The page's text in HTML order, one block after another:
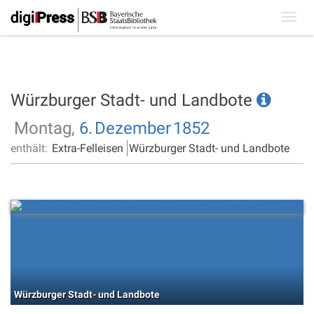
Würzburger Stadt- und Landbote
Montag, 6. Dezember1852
enthält: Extra-Felleisen Würzburger Stadt- und Landbote
Würzburger Stadt- und Landbote